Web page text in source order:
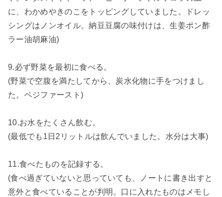
に、わかめやきのこをトッピングしていました。ドレッ
シングはノンオイル。納豆豆腐の味付けは、生姜ポン酢
ラー油胡麻油)
9.必ず野菜を最初に食べる。
(野菜で空腹を満たしてから、炭水化物に手をつけまし
た。ベジファースト)
10.お水をたくさん飲む。
(最低でも1日2リットルは飲んでいました。水分は大事)
11.食べたものを記録する。
(食べ過ぎていないと思っていても、ノートに書き出すと
意外と食べていることが判明。口に入れたものはメモし